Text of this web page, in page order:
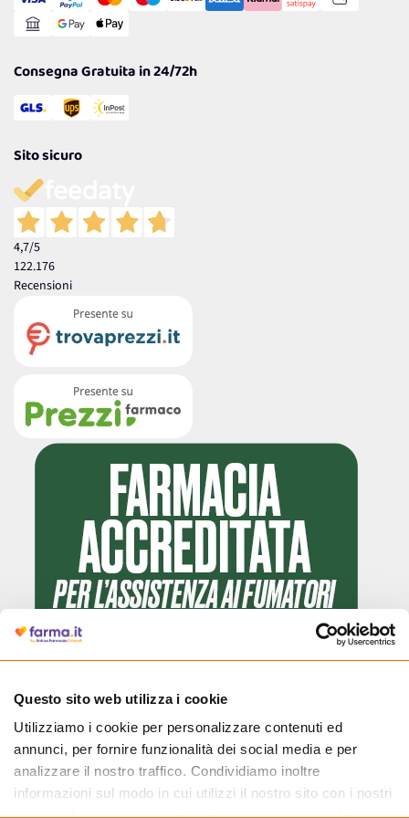
Questo sito web utilizza i cookie
Utilizziamo i cookie per personalizzare contenuti ed
annunci, per fornire funzionalità dei social media e per
analizzare il nostro traffico. Condividiamo inoltre
informazioni sul modo in cui utilizzi il nostro sito con i nostri
partner che si occupano di analisi dei dati web, pubblicità e
Reso Facile e Veloce
Consegna Gratuita in 24/72h
Sito sicuro
4,7/5
122.176
Recensioni
Cliccando il badge, puoi verificare che Farma.it è un'entità regolarmente
autorizzata dal Ministero della Salute a effettuare la vendita online di
medicinali.